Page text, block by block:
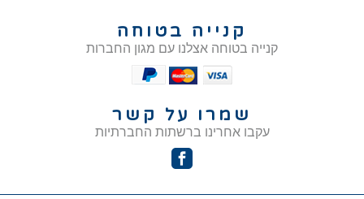
קנייה בטוחה
קנייה בטוחה אצלנו עם מגון החברות
שמרו על קשר
עקבו אחרינו ברשתות החברתיות